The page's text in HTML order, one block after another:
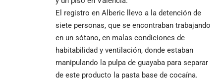
El registro en Alberic llevo a la detención de
siete personas, que se encontraban trabajando
en un sótano, en malas condiciones de
habitabilidad y ventilación, donde estaban
manipulando la pulpa de guayaba para separar
de este producto la pasta base de cocaína.